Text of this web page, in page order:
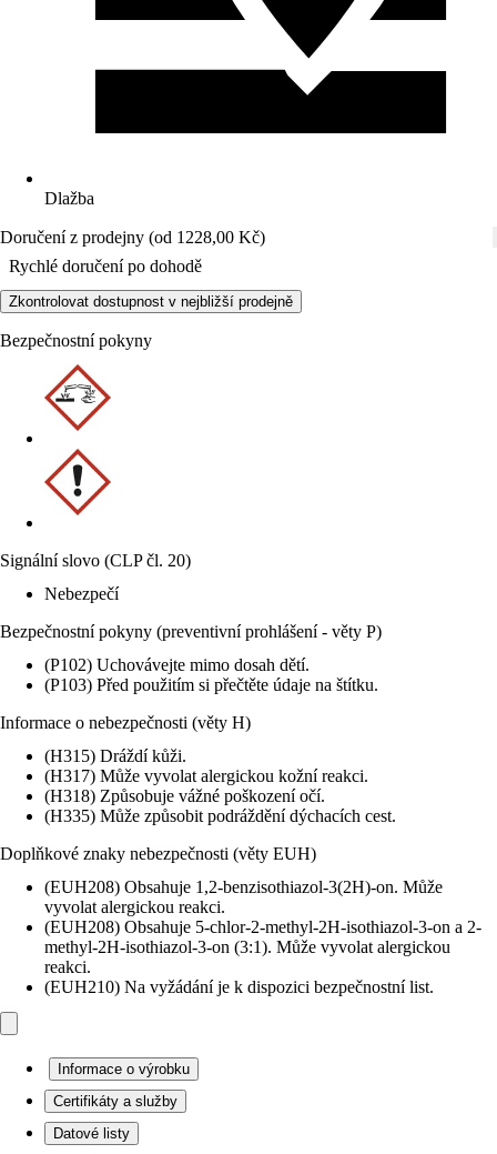
Dlažba
Doručení z prodejny (od 1228,00 Kč)
Rychlé doručení po dohodě
Zkontrolovat dostupnost v nejbližší prodejně
Bezpečnostní pokyny
Signální slovo (CLP čl. 20)
Nebezpečí
Bezpečnostní pokyny (preventivní prohlášení - věty P)
(P102) Uchovávejte mimo dosah dětí.
(P103) Před použitím si přečtěte údaje na štítku.
Informace o nebezpečnosti (věty H)
(H315) Dráždí kůži.
(H317) Může vyvolat alergickou kožní reakci.
(H318) Způsobuje vážné poškození očí.
(H335) Může způsobit podráždění dýchacích cest.
Doplňkové znaky nebezpečnosti (věty EUH)
(EUH208) Obsahuje 1,2-benzisothiazol-3(2H)-on. Může
vyvolat alergickou reakci.
(EUH208) Obsahuje 5-chlor-2-methyl-2H-isothiazol-3-on a 2-
methyl-2H-isothiazol-3-on (3:1). Může vyvolat alergickou
reakci.
(EUH210) Na vyžádání je k dispozici bezpečnostní list.
Informace o výrobku
Certifikáty a služby
Datové listy